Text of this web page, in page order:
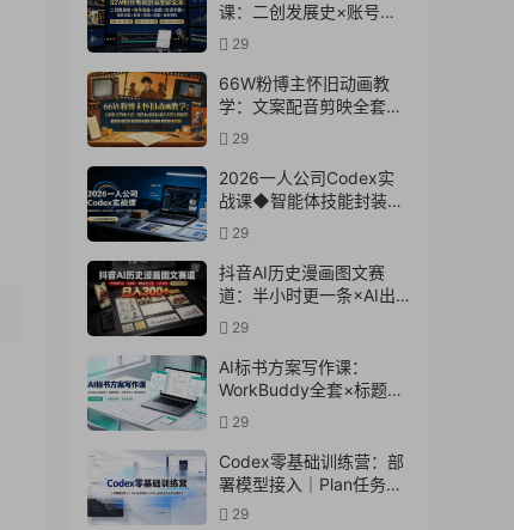
课：二创发展史×账号准
备×选题×资源下载×爆款
文案×配音×剪辑×封面×
独家签约
29
66W粉博主怀旧动画教
学：文案配音剪映全套｜
精选独家收徒商单完整实
操教程
29
2026一人公司Codex实
战课◆智能体技能封装｜
即梦API视频｜电商视觉
PPT自动化全套实操教学
29
抖音AI历史漫画图文赛
道：半小时更一条×AI出
图×邪修过伙伴计划×日入
300+，零成本快速入局
29
AI标书方案写作课：
WorkBuddy全套×标题生
成×方案大纲×提示词技巧
×废标点检查×豆包流程
图，高效出方案
29
Codex零基础训练营：部
署模型接入｜Plan任务规
划｜Office自动生成全套
29